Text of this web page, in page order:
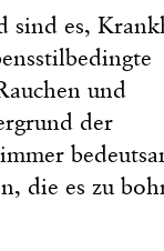
sind es,
und
der
die es zu